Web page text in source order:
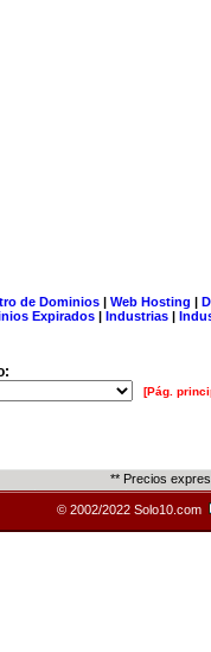
de Dominios| Web Hosting |
Expirados | Industrias |
[Pág.
** Precios
© 2002/2022 Solo10.com